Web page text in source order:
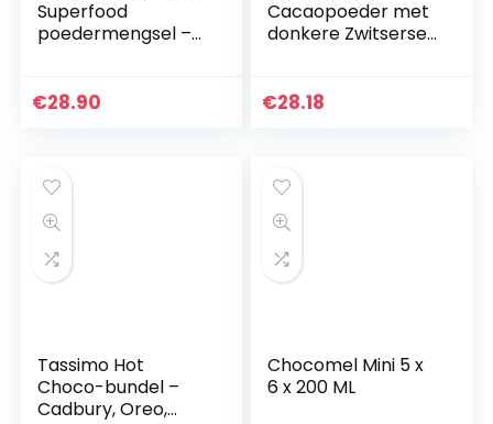
Superfood
poedermengsel –
Golden Latte
€28.90
Cacaopoeder met
donkere Zwitserse
Pakken, 3 x 500g
€28.18
Tassimo Hot
Choco-bundel –
Cadbury, Oreo,
Chocomel Mini 5 x
6 x 200 ML